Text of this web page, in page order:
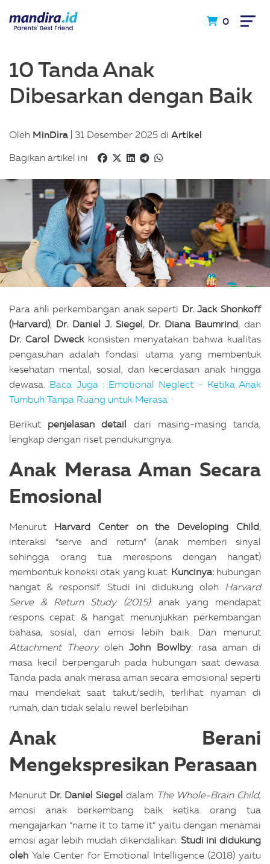
0
10 Tanda Anak
Dibesarkan dengan Baik
Oleh MinDira | 31 Desember 2025 di Artikel
Bagikan artikel ini
Para ahli perkembangan anak seperti Dr. Jack Shonkoff
(Harvard), Dr. Daniel J. Siegel , Dr. Diana Baumrind, dan
Dr. Carol Dweckkonsisten menyatakan bahwa kualitas
pengasuhan adalah fondasi utama yang membentuk
kesehatan mental, sosial, dan kecerdasan anak hingga
dewasa. Baca Juga : Emotional Neglect - Ketika Anak
Tumbuh Tanpa Ruang untuk Merasa
Berikut penjelasan detail
dari masing-masing tanda,
lengkap dengan riset pendukungnya.
Anak Merasa Aman Secara
Emosional
Menurut Harvard Center on the Developing Child,
interaksi “serve and return” (anak memberi sinyal
sehingga orang tua merespons dengan hangat)
membentuk koneksi otak yang kuat. Kuncinya:hubungan
hangat & responsif. Studi ini didukung oleh Harvard
Serve & Return Study (2015): anak yang mendapat
respons cepat & hangat menunjukkan perkembangan
bahasa, sosial, dan emosi lebih baik. Dan menurut
Attachment TheoryolehJohn Bowlby: rasa aman di
masa kecil berpengaruh pada hubungan saat dewasa.
Tanda pada anak merasa aman secara emosional seperti
mau mendekat saat takut/sedih, terlihat nyaman di
rumah, dan tidak selalu rewel berlebihan
Anak Berani
Mengekspresikan Perasaan
Menurut Dr. Daniel Siegel dalam The Whole-Brain Child,
emosi anak berkembang baik ketika orang tua
mengajarkan “name it to tame it” yaitu dengan menamai
emosi agar lebih mudah dikendalikan. Studi ini didukung
oleh Yale Center for Emotional Intelligence (2018) yaitu